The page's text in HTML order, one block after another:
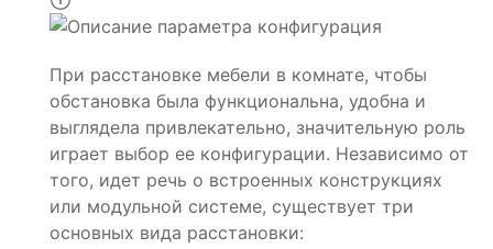
При расстановке мебели в комнате, чтобы
обстановка была функциональна, удобна и
выглядела привлекательно, значительную роль
играет выбор ее конфигурации. Независимо от
того, идет речь о встроенных конструкциях
или модульной системе, существует три
основных вида расстановки: